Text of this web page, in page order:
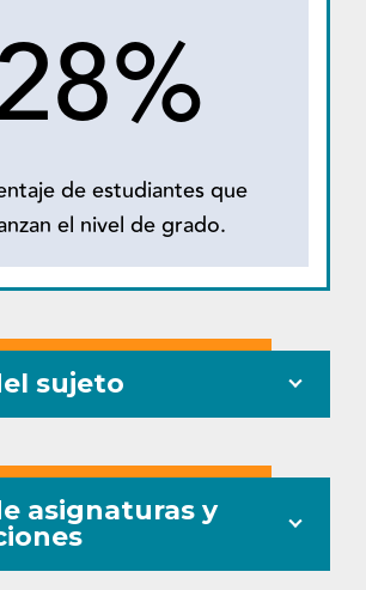
de estudiantes que
el nivel de grado.
sujeto
asignaturas y